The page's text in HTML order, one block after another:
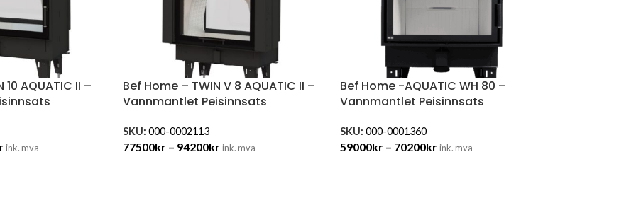
AQUATIC II –
ink. mva
Bef Home – TWIN V 8 AQUATIC II –
Vannmantlet Peisinnsats
SKU: 000-0002113
77500kr – 94200krink. mva
Bef Home -AQUATIC WH 80 –
Vannmantlet Peisinnsats
SKU: 000-0001360
59000kr – 70200kr ink. mva